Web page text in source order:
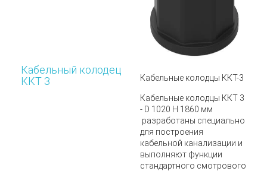
Кабельный колодец
ККТ 3
Кабельные колодцы ККТ-3
Кабельные колодцы ККТ 3
- D 1020 H 1860 мм
разработаны специально
для построения
кабельной канализации и
выполняют функции
стандартного смотрового